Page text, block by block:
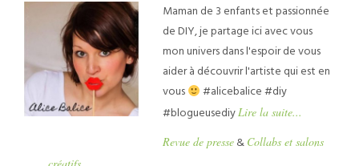
Maman de 3 enfants et passionnée
de DIY, je partage ici avec vous
mon univers dans l'espoir de vous
aider à découvrir l'artiste qui est en
vous
#alicebalice #diy
#blogueusediyLire la suite...
Revue de presse & Collabs et salons